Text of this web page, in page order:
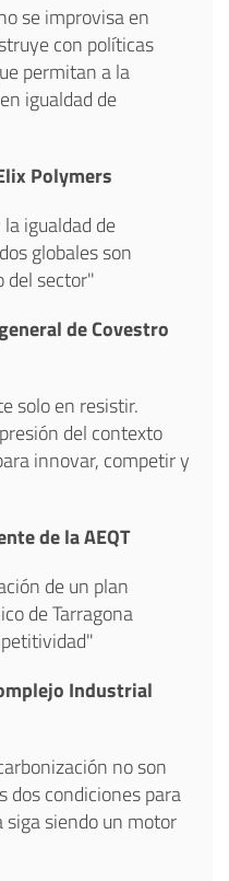
se improvisa en
con políticas
permitan a la
igualdad de
Polymers
igualdad de
globales son
del sector"
de Covestro
solo en resistir.
del contexto
innovar, competir y
de la AEQT
de un plan
de Tarragona
Industrial
no son
dos condiciones para
siga siendo un motor